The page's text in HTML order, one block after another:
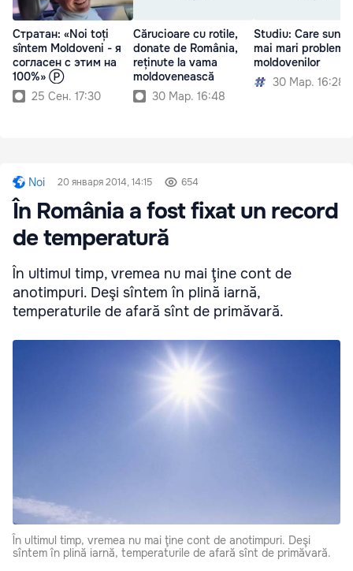
Стратан: «Noi toți
sîntem Moldoveni - я
согласен с этим на
100%» Ⓟ
25 Сен. 17:30
Cărucioare cu rotile,
donate de România,
reținute la vama
moldovenească
30 Мар. 16:48
Studiu: Care sunt
mai mari probleme
moldovenilor
30 Мар. 16:28
Noi 20 января 2014, 14:15 654
În România a fost fixat un record
de temperatură
În ultimul timp, vremea nu mai ţine cont de
anotimpuri. Deşi sîntem în plină iarnă,
temperaturile de afară sînt de primăvară.
În ultimul timp, vremea nu mai ţine cont de anotimpuri. Deşi
sîntem în plină iarnă, temperaturile de afară sînt de primăvară.